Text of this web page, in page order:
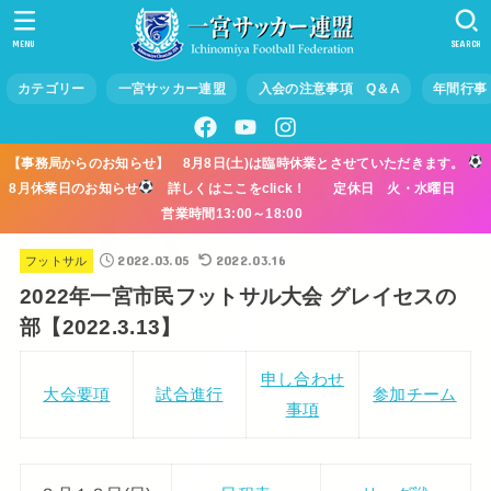
カテゴリー 一宮サッカー連盟 入会の注意事項 Q＆A 年間行事
SEARCH
MENU
【事務局からのお知らせ】 8月8日(土)は臨時休業とさせていただきます。
8月休業日のお知らせ
詳しくはここをclick！ 定休日 火・水曜日
営業時間13:00～18:00
フットサル 2022.03.05 2022.03.16
2022年一宮市民フットサル大会 グレイセスの
部【2022.3.13】
大会要項 試合進行
申し合わせ
事項
参加チーム